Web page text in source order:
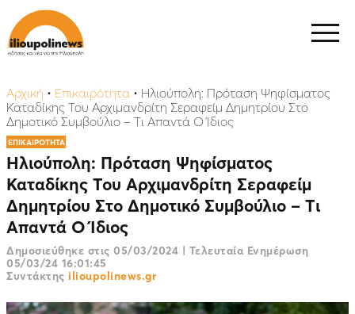
Αρχική • Επικαιρότητα • Ηλιούπολη: Πρόταση Ψηφίσματος
Καταδίκης Του Αρχιμανδρίτη Σεραφείμ Δημητρίου Στο
Δημοτικό Συμβούλιο – Tι Απαντά Ο Ίδιος
ΕΠΙΚΑΙΡΟΤΗΤΑ
Ηλιούπολη: Πρόταση Ψηφίσματος
Καταδίκης Του Αρχιμανδρίτη Σεραφείμ
Δημητρίου Στο Δημοτικό Συμβούλιο – Tι
Απαντά Ο Ίδιος
Δημοσιεύθηκε στις 05/03/2024 | Τελευταία Ενημέρωση
05/03/24 16:01:45
Συντάκτης ilioupolinews.gr